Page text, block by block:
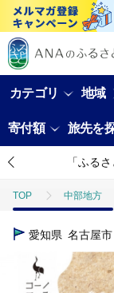
カテゴリ 地域
寄付額 旅先を
「ふる
TOP 中部地方
TOP
愛知県 名古屋市